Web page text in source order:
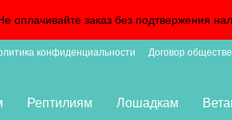
оплачивайте заказ без подтвержения
конфиденциальности Договор
Рептилиям Лошадкам